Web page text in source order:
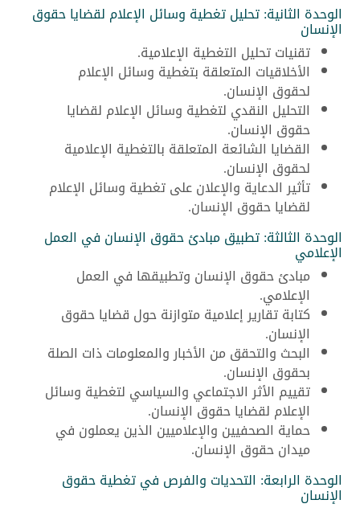
الوحدة الثانية: تحليل تغطية وسائل الإعلام لقضايا حقوق
الإنسان
تقنيات تحليل التغطية الإعلامية.
الأخلاقيات المتعلقة بتغطية وسائل الإعلام
لحقوق الإنسان.
التحليل النقدي لتغطية وسائل الإعلام لقضايا
حقوق الإنسان.
القضايا الشائعة المتعلقة بالتغطية الإعلامية
لحقوق الإنسان.
تأثير الدعاية والإعلان على تغطية وسائل الإعلام
لقضايا حقوق الإنسان.
الوحدة الثالثة: تطبيق مبادئ حقوق الإنسان في العمل
الإعلامي
مبادئ حقوق الإنسان وتطبيقها في العمل
الإعلامي.
كتابة تقارير إعلامية متوازنة حول قضايا حقوق
الإنسان.
البحث والتحقق من الأخبار والمعلومات ذات الصلة
بحقوق الإنسان.
تقييم الأثر الاجتماعي والسياسي لتغطية وسائل
الإعلام لقضايا حقوق الإنسان.
حماية الصحفيين والإعلاميين الذين يعملون في
ميدان حقوق الإنسان.
الوحدة الرابعة: التحديات والفرص في تغطية حقوق
الإنسان